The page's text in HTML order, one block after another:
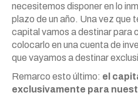
necesitemos disponer en lo
plazo de un año. Una vez que
capital vamos a destinar para
colocarlo en una cuenta de
que vayamos a destinar
Remarco esto último: el
exclusivamente para